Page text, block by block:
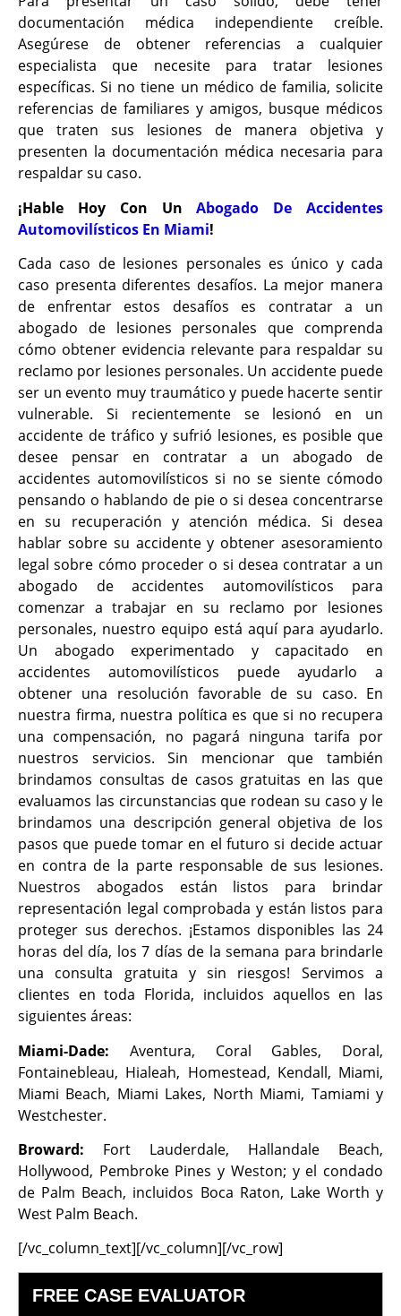
documentación médica independiente creíble.
Asegúrese de obtener referencias a cualquier
especialista que necesite para tratar lesiones
específicas. Si no tiene un médico de familia, solicite
referencias de familiares y amigos, busque médicos
que traten sus lesiones de manera objetiva y
presenten la documentación médica necesaria para
respaldar su caso.
¡Hable Hoy Con UnAbogado De Accidentes
Automovilísticos En Miami!
Cada caso de lesiones personales es único y cada
caso presenta diferentes desafíos. La mejor manera
de enfrentar estos desafíos es contratar a un
abogado de lesiones personales que comprenda
cómo obtener evidencia relevante para respaldar su
reclamo por lesiones personales. Un accidente puede
ser un evento muy traumático y puede hacerte sentir
vulnerable. Si recientemente se lesionó en un
accidente de tráfico y sufrió lesiones, es posible que
desee pensar en contratar a un abogado de
accidentes automovilísticos si no se siente cómodo
pensando o hablando de pie o si desea concentrarse
en su recuperación y atención médica. Si desea
hablar sobre su accidente y obtener asesoramiento
legal sobre cómo proceder o si desea contratar a un
abogado de accidentes automovilísticos para
comenzar a trabajar en su reclamo por lesiones
personales, nuestro equipo está aquí para ayudarlo.
Un abogado experimentado y capacitado en
accidentes automovilísticos puede ayudarlo a
obtener una resolución favorable de su caso. En
nuestra firma, nuestra política es que si no recupera
una compensación, no pagará ninguna tarifa por
nuestros servicios. Sin mencionar que también
brindamos consultas de casos gratuitas en las que
evaluamos las circunstancias que rodean su caso y le
brindamos una descripción general objetiva de los
pasos que puede tomar en el futuro si decide actuar
en contra de la parte responsable de sus lesiones.
Nuestros abogados están listos para brindar
representación legal comprobada y están listos para
proteger sus derechos. ¡Estamos disponibles las 24
horas del día, los 7 días de la semana para brindarle
una consulta gratuita y sin riesgos! Servimos a
clientes en toda Florida, incluidos aquellos en las
siguientes áreas:
Miami-Dade:
Aventura, Coral Gables, Doral,
Fontainebleau, Hialeah, Homestead, Kendall, Miami,
Miami Beach, Miami Lakes, North Miami, Tamiami y
Westchester.
Broward:
Fort Lauderdale, Hallandale Beach,
Hollywood, Pembroke Pines y Weston; y el condado
de Palm Beach, incluidos Boca Raton, Lake Worth y
West Palm Beach.
[/vc_column_text][/vc_column][/vc_row]
FREE CASE EVALUATOR